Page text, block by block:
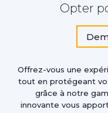
Opter
Offrez-vous une
tout en protégeant
grâce à notre
innovante vous